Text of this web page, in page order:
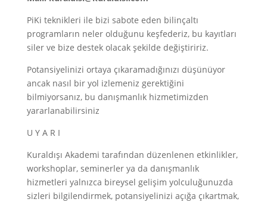
PiKi teknikleri ile bizi sabote eden bilinçaltı
programların neler olduğunu keşfederiz, bu kayıtları
siler ve bize destek olacak şekilde değiştiririz.
Potansiyelinizi ortaya çıkaramadığınızı düşünüyor
ancak nasıl bir yol izlemeniz gerektiğini
bilmiyorsanız, bu danışmanlık hizmetimizden
yararlanabilirsiniz
U Y A R I
Kuraldışı Akademi tarafından düzenlenen etkinlikler,
workshoplar, seminerler ya da danışmanlık
hizmetleri yalnızca bireysel gelişim yolculuğunuzda
sizleri bilgilendirmek, potansiyelinizi açığa çıkartmak,